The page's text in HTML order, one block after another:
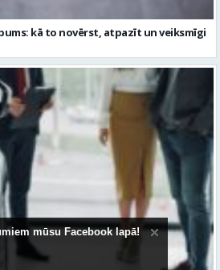
mazlietoti auto ar garantiju ir laba izvēle
mūsu Facebook lapā!